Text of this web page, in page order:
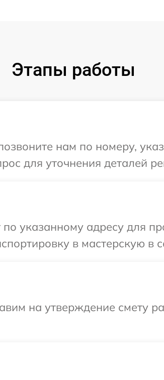
Этапы работы
нам по номеру,
для уточнения деталей
указанному адресу для
в мастерскую в
на утверждение смету